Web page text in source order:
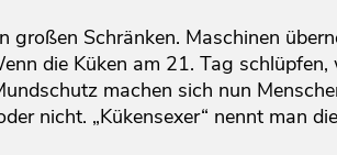
großen Schränken. Maschinen
die Küken am 21. Tag schlüpfen,
machen sich nun
nicht. „Kükensexer“ nennt man